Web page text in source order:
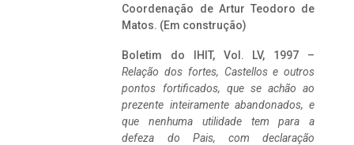
Coordenação de Artur Teodoro de
Matos. (Em construção)
Boletim do IHIT, Vol. LV, 1997 –
Relação dos fortes, Castellos e outros
pontos fortificados, que se achão ao
prezente inteiramente abandonados, e
que nenhuma utilidade tem para a
defeza do Pais, com declaração